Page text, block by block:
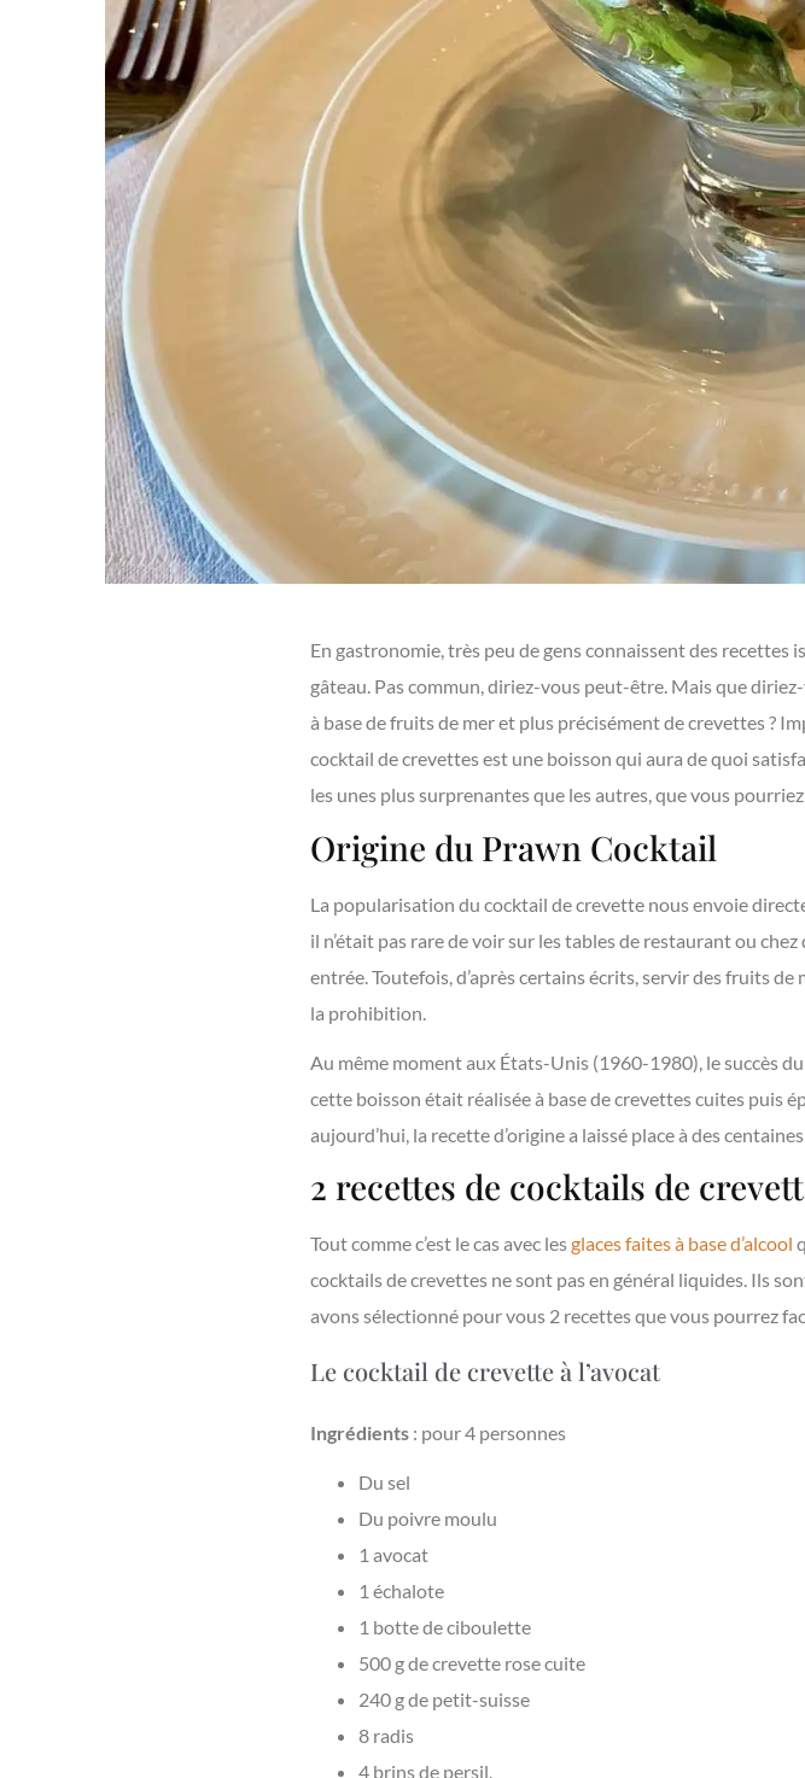
En gastronomie, très peu de gens connaissent des recettes
gâteau. Pas commun, diriez-vous peut-être. Mais que
à base de fruits de mer et plus précisément de crevettes ?
cocktail de crevettes est une boisson qui aura de quoi
les unes plus surprenantes que les autres, que vous
Origine du Prawn Cocktail
La popularisation du cocktail de crevette nous envoie
il n’était pas rare de voir sur les tables de restaurant ou
entrée. Toutefois, d’après certains écrits, servir des fruits
la prohibition.
Au même moment aux États-Unis (1960-1980), le succès
cette boisson était réalisée à base de crevettes cuites puis
aujourd’hui, la recette d’origine a laissé place à des
2 recettes de cocktails de
Tout comme c’est le cas avec lesglaces faites à base d’alcool
cocktails de crevettes ne sont pas en général liquides. Ils
avons sélectionné pour vous 2 recettes que vous pourrez
Le cocktail de crevette à l’avocat
Ingrédients : pour 4 personnes
Du sel
Du poivre moulu
1 avocat
1 échalote
1 botte de ciboulette
500 g de crevette rose cuite
240 g de petit-suisse
8 radis
4 brins de persil.